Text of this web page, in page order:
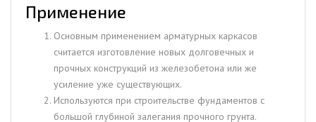
Применение
Основным применением арматурных каркасов
считается изготовление новых долговечных и
прочных конструкций из железобетона или же
усиление уже существующих.
Используются при строительстве фундаментов с
большой глубиной залегания прочного грунта.